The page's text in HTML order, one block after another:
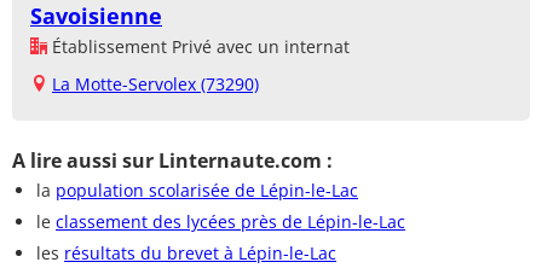
Savoisienne
Établissement Privé avec un internat
La Motte-Servolex (73290)
A lire aussi sur Linternaute.com :
la population scolarisée de Lépin-le-Lac
le classement des lycées près de Lépin-le-Lac
les résultats du brevet à Lépin-le-Lac